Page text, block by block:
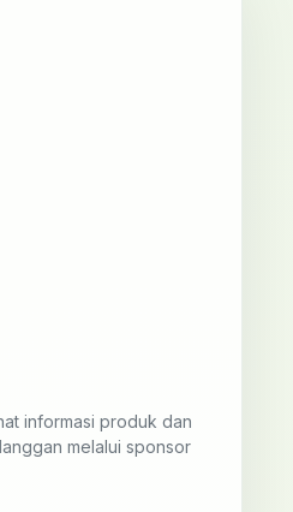
informasi produk dan
melalui sponsor